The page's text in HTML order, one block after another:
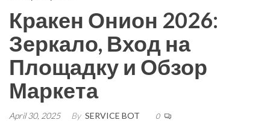
Кракен Онион 2026:
Зеркало, Вход на
Площадку и Обзор
Маркета
April 30, 2025 By SERVICE BOT 0